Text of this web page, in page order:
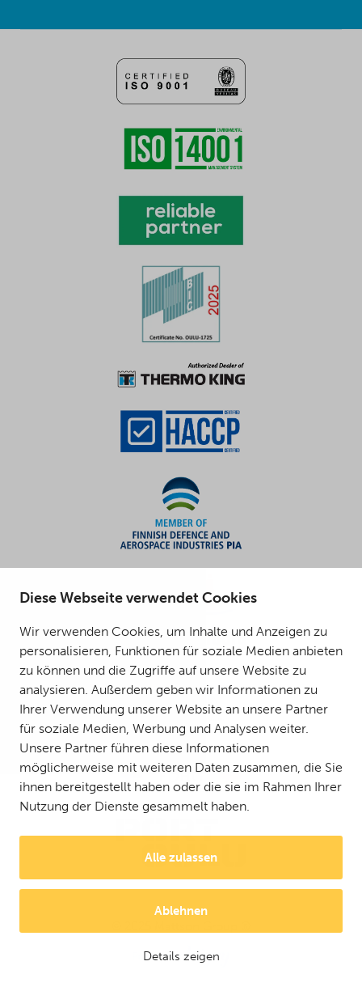
Diese Webseite verwendet Cookies
Wir verwenden Cookies, um Inhalte und Anzeigen zu
personalisieren, Funktionen für soziale Medien anbieten
zu können und die Zugriffe auf unsere Website zu
analysieren. Außerdem geben wir Informationen zu
Ihrer Verwendung unserer Website an unsere Partner
für soziale Medien, Werbung und Analysen weiter.
Unsere Partner führen diese Informationen
möglicherweise mit weiteren Daten zusammen, die Sie
ihnen bereitgestellt haben oder die sie im Rahmen Ihrer
Nutzung der Dienste gesammelt haben.
Alle zulassen
Ablehnen
Details zeigen